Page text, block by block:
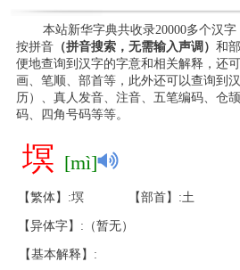
本站新华字典共收录20000多个汉
按拼音（拼音搜索，无需输入声调） 和
便地查询到汉字的字意和相关解释，还
画、笔顺、部首等，此外还可以查询到
历）、真人发音、注音、五笔编码、仓
码、四角号码等等。
塓 [mì]
【繁体】:塓 【部首】:土
【异体字】:（暂无）
【基本解释】: